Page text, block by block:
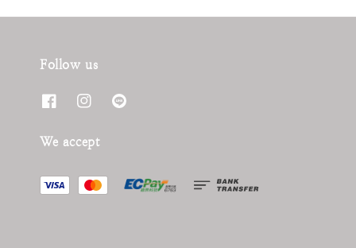
Follow us
We accept